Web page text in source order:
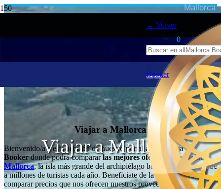
← Volver
Mallorca
0
Booker
Viajar a Mallorca
Viajar a Mallorca
Bienvenido/a a esta sección de nuestro portal allMallorca
Bookerdonde podrá compararlas mejores ofertas para viajar a
Mallorca, la isla más grande del archipiélago balear. Mallorcarecibe
a millones de turistas cada año. Benefíciate de la posibilidad de
comparar precios que nos ofrecen nuestros proveedores.